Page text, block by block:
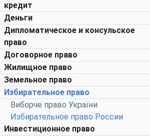
кредит
Деньги
Дипломатическое и консульское
право
Договорное право
Жилищное право
Земельное право
Избирательное право
Виборче право України
Избирательное право России
Инвестиционное право